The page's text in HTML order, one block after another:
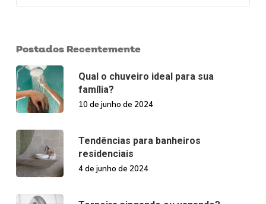
Postados Recentemente
Qual o chuveiro ideal para sua
família?
10 de junho de 2024
Tendências para banheiros
residenciais
4 de junho de 2024